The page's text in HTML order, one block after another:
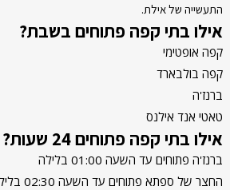
התעשייה של אילת.
אילו בתי קפה פתוחים בשבת?
קפה אופטימי
קפה בולבארד
ברנז'ה
טאטי אנד אילנס
אילו בתי קפה פתוחים 24 שעות?
ברנז'ה פתוחים עד השעה 01:00 בלילה
החצר של ספתא פתוחים עד השעה 02:30 בלילה